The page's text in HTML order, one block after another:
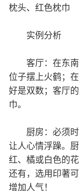
枕头、红色枕巾
实例分析
客厅：在东南
位子摆上火鹤；
好是双数；客厅
巾。
厨房：必须时
让人心情浮躁。
红、橘或白色的
还有，选用印著
增加人气！